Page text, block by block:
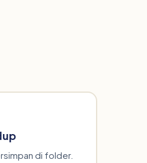
di folder.